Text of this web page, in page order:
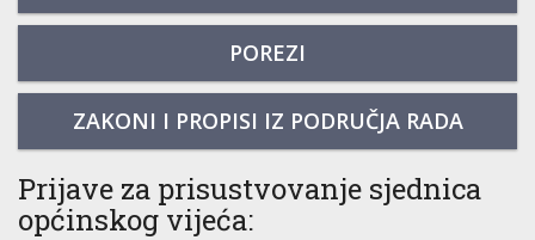
POREZI
ZAKONI I PROPISI IZ PODRUČJA RADA
Prijave za prisustvovanje sjednica
općinskog vijeća: